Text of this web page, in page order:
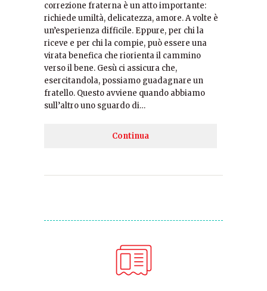
correzione fraterna è un atto importante:
richiede umiltà, delicatezza, amore. A volte è
un’esperienza difficile. Eppure, per chi la
riceve e per chi la compie, può essere una
virata benefica che riorienta il cammino
verso il bene. Gesù ci assicura che,
esercitandola, possiamo guadagnare un
fratello. Questo avviene quando abbiamo
sull’altro uno sguardo di…
Continua